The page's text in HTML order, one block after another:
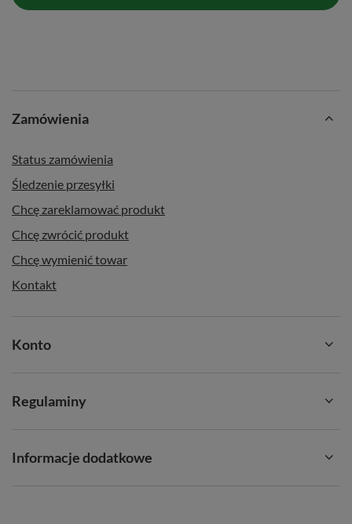
Zamówienia
Status zamówienia
Śledzenie przesyłki
Chcę zareklamować produkt
Chcę zwrócić produkt
Chcę wymienić towar
Kontakt
Konto
Regulaminy
Informacje dodatkowe